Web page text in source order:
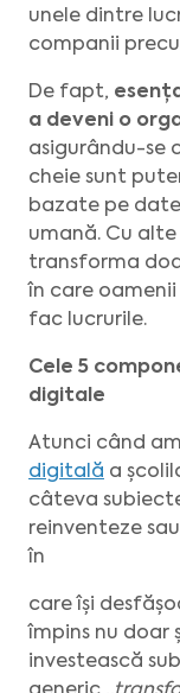
unele dintre
companii
De fapt,
a deveni o
asigurându-se
cheie sunt
bazate pe
umană. Cu
transforma
în care
fac lucrurile.
Cele 5
digitale
Atunci când
digitală a
câteva
reinventeze
în
care își
împins nu doar
investească